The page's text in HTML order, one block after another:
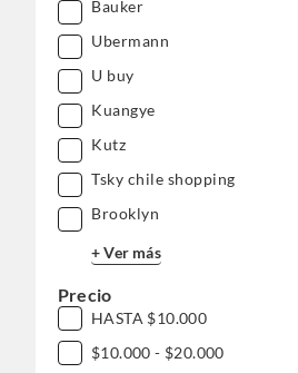
Bauker
Ubermann
U buy
Kuangye
Kutz
Tsky chile shopping
Brooklyn
+ Ver más
Precio
HASTA $10.000
$10.000 - $20.000